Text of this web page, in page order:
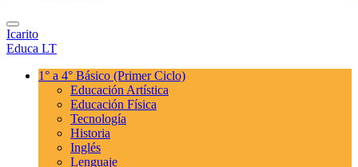
Icarito
Educa LT
1° a 4° Básico (Primer Ciclo)
Educación Artística
Educación Física
Tecnología
Historia
Inglés
Lenguaje